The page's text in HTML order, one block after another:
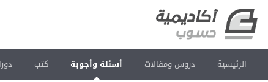
الرئيسية دروس ومقالات أسئلة وأجوبة كتب